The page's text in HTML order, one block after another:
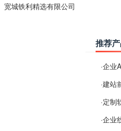
宽城铁利精选有限公司
推荐
·企业
·建站前
·定制软
·企业线